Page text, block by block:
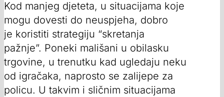
Kod manjeg djeteta, u situacijama koje
mogu dovesti do neuspjeha, dobro
je koristiti strategiju “skretanja
pažnje”. Poneki mališani u obilasku
trgovine, u trenutku kad ugledaju neku
od igračaka, naprosto se zalijepe za
policu. U takvim i sličnim situacijama